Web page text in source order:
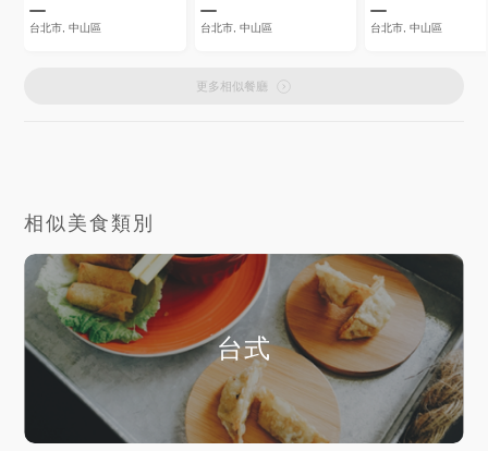
台北市, 中山區 台北市, 中山區 台北市, 中山區
更多相似餐廳
相似美食類別
台式